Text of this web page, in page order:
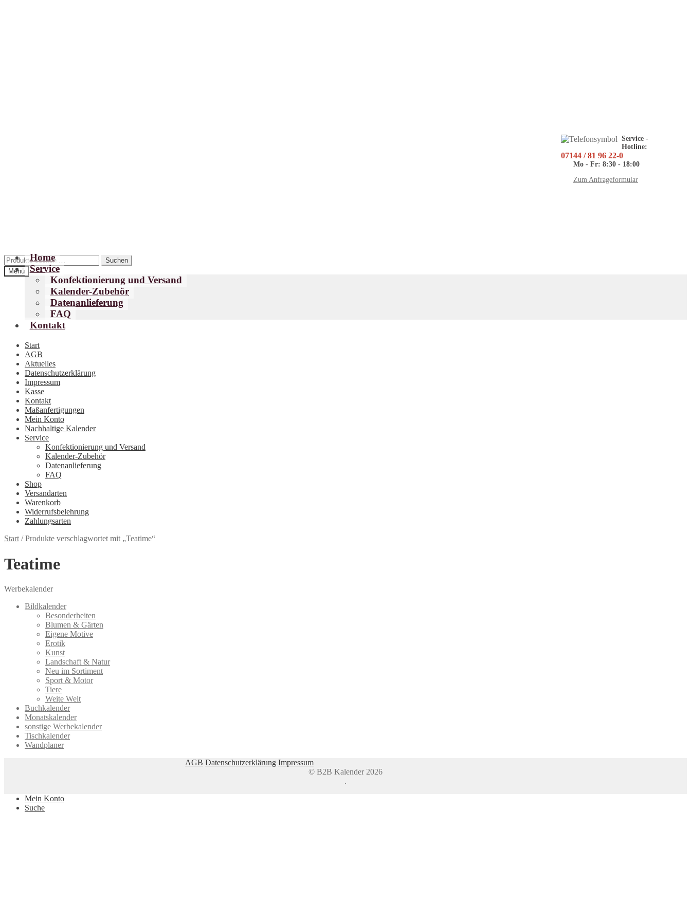
Zur
Navigation
springen
Zum
Inhalt
springen
Suchen
nach:
Suchen
Menü
Home
Service
Konfektionierung und Versand
Kalender-Zubehör
Datenanlieferung
FAQ
Kontakt
Start
AGB
Aktuelles
Datenschutzerklärung
Impressum
Kasse
Kontakt
Maßanfertigungen
Mein Konto
Nachhaltige Kalender
Service
Konfektionierung und Versand
Kalender-Zubehör
Datenanlieferung
FAQ
Shop
Versandarten
Warenkorb
Widerrufsbelehrung
Zahlungsarten
Start /Produkte verschlagwortet mit „Teatime“
Teatime
Service -
Hotline:
07144 / 81 96 22-0
Mo - Fr: 8:30 - 18:00
Zum Anfrageformular
Werbekalender
Bildkalender
Besonderheiten
Blumen & Gärten
Eigene Motive
Erotik
Kunst
Landschaft & Natur
Neu im Sortiment
Sport & Motor
Tiere
Weite Welt
Buchkalender
Monatskalender
sonstige Werbekalender
Tischkalender
Wandplaner
AGB Datenschutzerklärung Impressum
© B2B Kalender 2026
.
Mein Konto
Suche